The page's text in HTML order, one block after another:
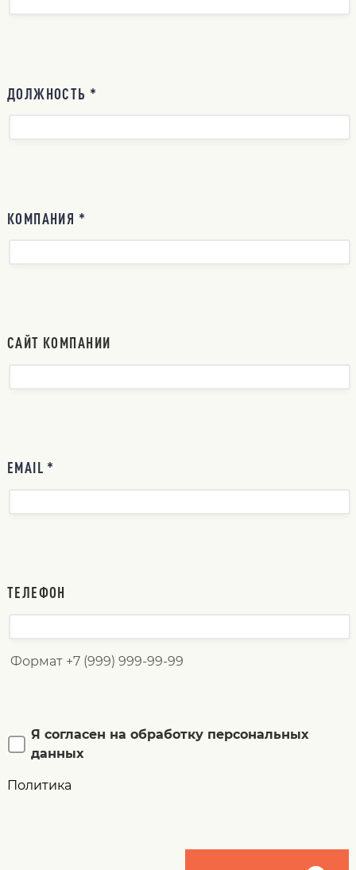
ДОЛЖНОСТЬ *
КОМПАНИЯ *
САЙТ КОМПАНИИ
EMAIL *
ТЕЛЕФОН
Формат +7 (999) 999-99-99
Я согласен на обработку персональных
данных
Политика